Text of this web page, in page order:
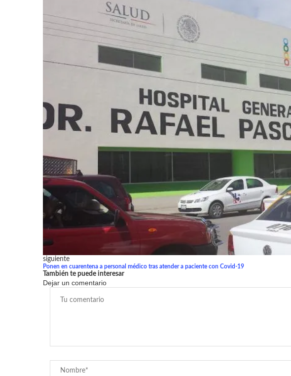
siguiente
Ponen en cuarentena a personal médico tras atender a paciente con Covid-19
También te puede interesar
Dejar un comentario